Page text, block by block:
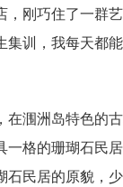
，刚巧住了一群
集训，我每天都
在涠洲岛特色的
一格的珊瑚石民
石民居的原貌，